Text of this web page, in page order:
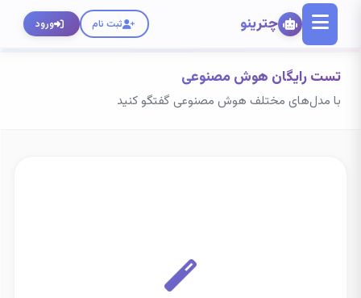
چترینو ثبت نام ورود
تست رایگان هوش مصنوعی
با مدل‌های مختلف هوش مصنوعی گفتگو کنید